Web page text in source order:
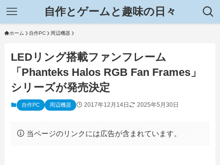
自作とゲームと趣味の日々
ホーム 自作PC 周辺機器
LEDリング搭載ファンフレーム
「Phanteks Halos RGB Fan Frames」
シリーズが発売決定
自作PC 周辺機器 2017年12月14日 2025年5月30日
当ページのリンクには広告が含まれています。